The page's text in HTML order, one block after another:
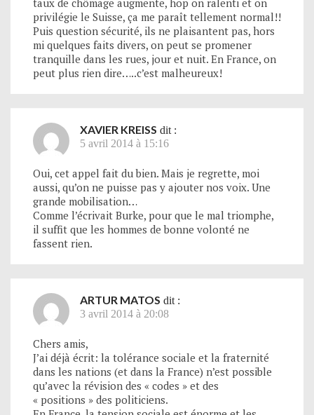
privilégie le Suisse, ça me paraît tellement normal!!
Puis question sécurité, ils ne plaisantent pas, hors
mi quelques faits divers, on peut se promener
tranquille dans les rues, jour et nuit. En France, on
peut plus rien dire…..c’est malheureux!
XAVIER KREISS dit :
5 avril 2014 à 15:16
Oui, cet appel fait du bien. Mais je regrette, moi
aussi, qu’on ne puisse pas y ajouter nos voix. Une
grande mobilisation…
Comme l’écrivait Burke, pour que le mal triomphe,
il suffit que les hommes de bonne volonté ne
fassent rien.
ARTUR MATOS dit :
3 avril 2014 à 20:08
Chers amis,
J’ai déjà écrit: la tolérance sociale et la fraternité
dans les nations (et dans la France) n’est possible
qu’avec la révision des « codes » et des
« positions » des politiciens.